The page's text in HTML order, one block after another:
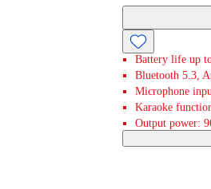
Battery life up
Bluetooth 5.3,
Microphone
Karaoke
Output power: